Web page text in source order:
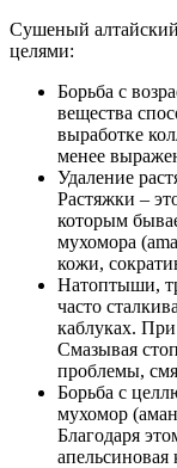
Сушеный
целями:
Борьба с
вещества
выработке
менее
Удаление
Растяжки –
которым
мухомора
кожи,
Натоптыши,
часто
каблуках.
Смазывая
проблемы,
Борьба с
мухомор
Благодаря
апельсиновая